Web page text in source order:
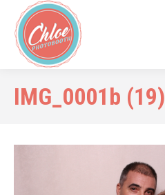
IMG_0001b (19)